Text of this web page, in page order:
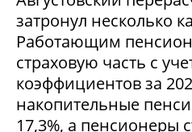
затронул несколько
Работающим
страховую часть с
коэффициентов за
накопительные
17,3%, а пенсионеры